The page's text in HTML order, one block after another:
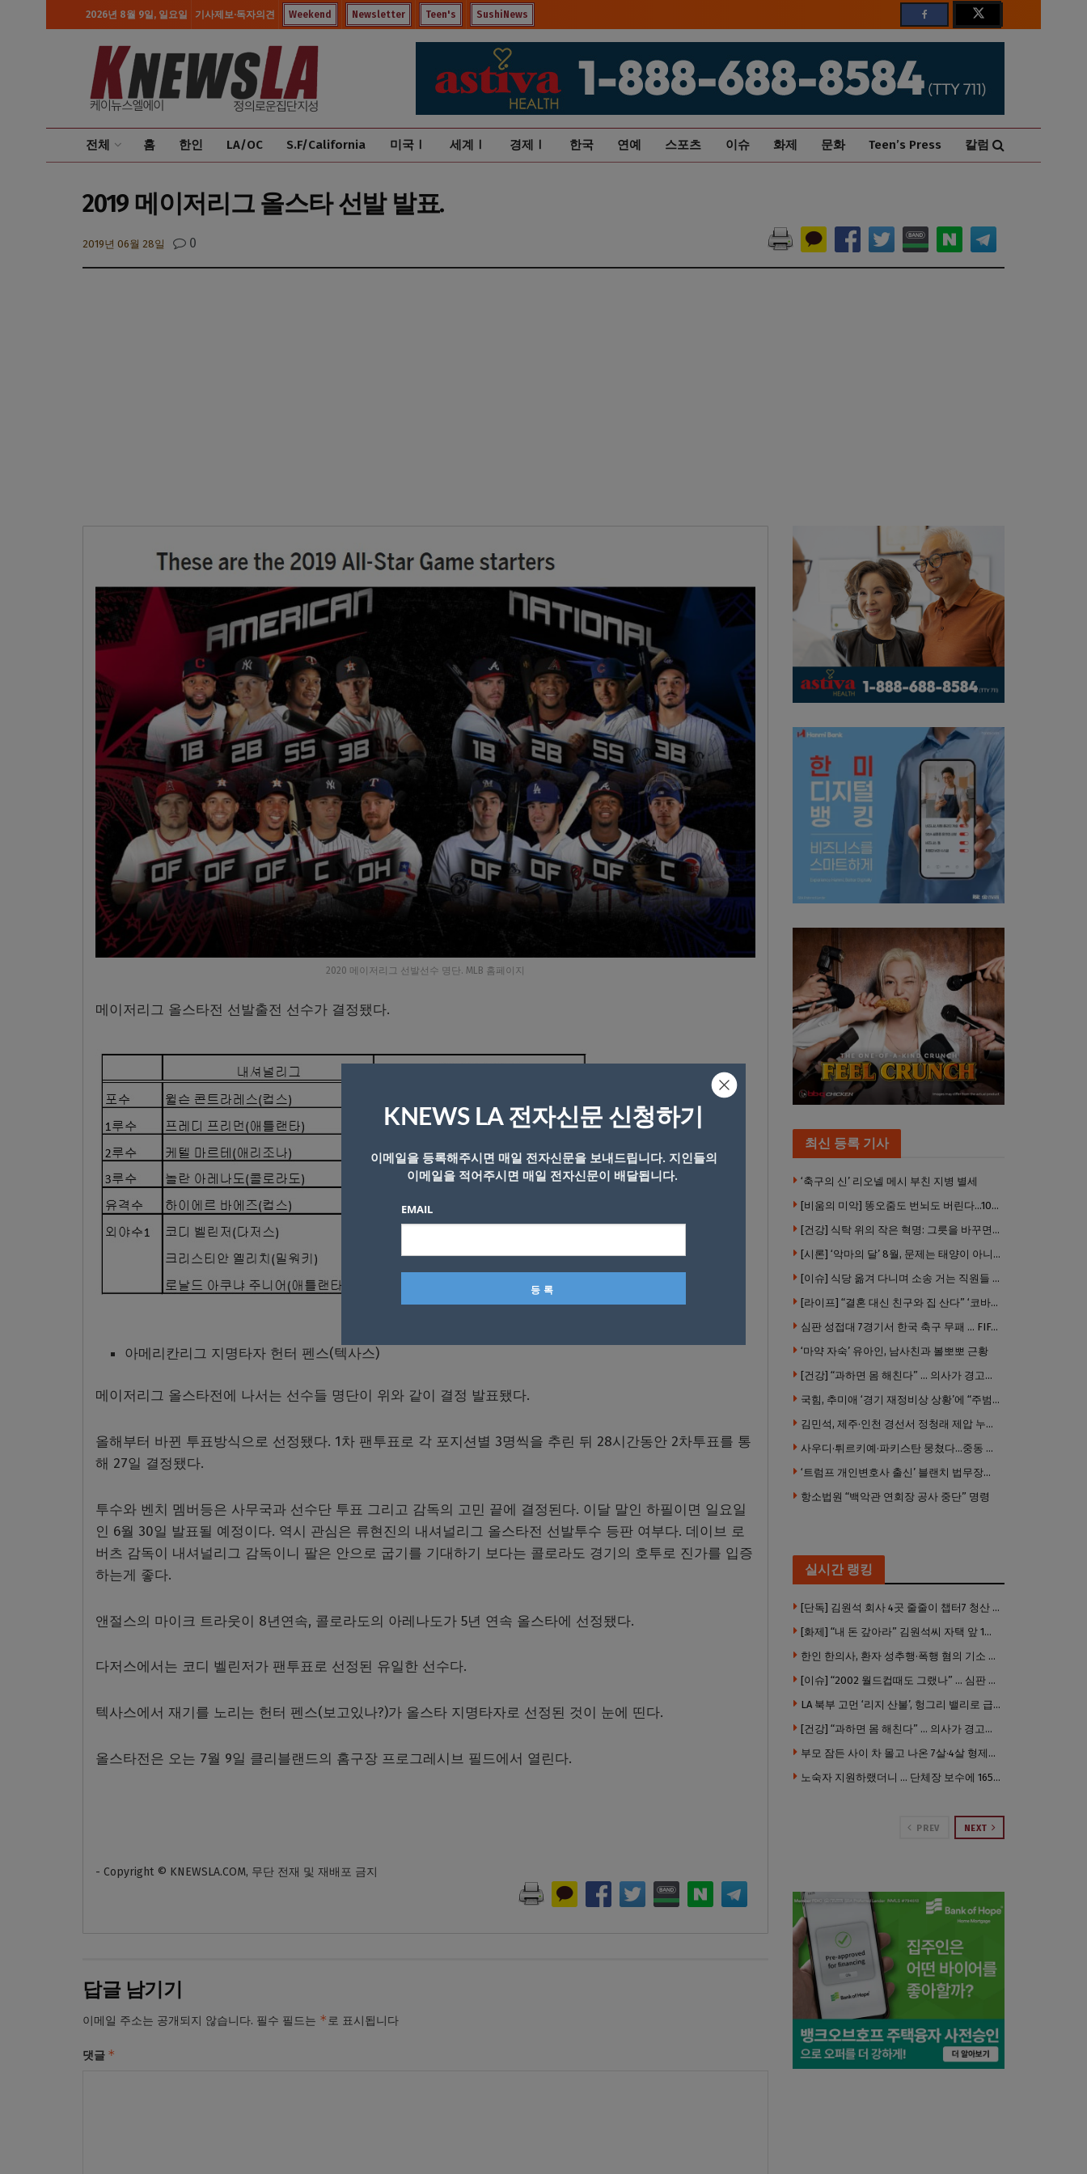
2026년 8월 9일, 일요일 기사제보·독자의견 Weekend Newsletter Teen's SushiNews
전체 홈 한인 LA/OC S.F/California 미국Ⅰ 세계Ⅰ 경제Ⅰ 한국 연예 스포츠 이슈 화제 문화 Teen’s Press 칼럼
2019 메이저리그 올스타 선발 발표.
2019년 06월 28일 0
2020 메이저리그 선발선수 명단. MLB 홈페이지
메이저리그 올스타전 선발출전 선수가 결정됐다.
아메리칸리그 지명타자 헌터 펜스(텍사스)
메이저리그 올스타전에 나서는 선수들 명단이 위와 같이 결정 발표됐다.
올해부터 바뀐 투표방식으로 선정됐다. 1차 팬투표로 각 포지션별 3명씩을 추린 뒤 28시간동안 2차투표를 통
해 27일 결정됐다.
투수와 벤치 멤버등은 사무국과 선수단 투표 그리고 감독의 고민 끝에 결정된다. 이달 말인 하필이면 일요일
인 6월 30일 발표될 예정이다. 역시 관심은 류현진의 내셔널리그 올스타전 선발투수 등판 여부다. 데이브 로
버츠 감독이 내셔널리그 감독이니 팔은 안으로 굽기를 기대하기 보다는 콜로라도 경기의 호투로 진가를 입증
하는게 좋다.
앤절스의 마이크 트라웃이 8년연속, 콜로라도의 아레나도가 5년 연속 올스타에 선정됐다.
다저스에서는 코디 벨린저가 팬투표로 선정된 유일한 선수다.
텍사스에서 재기를 노리는 헌터 펜스(보고있나?)가 올스타 지명타자로 선정된 것이 눈에 띤다.
올스타전은 오는 7월 9일 클리블랜드의 홈구장 프로그레시브 필드에서 열린다.
- Copyright © KNEWSLA.COM, 무단 전재 및 재배포 금지
답글 남기기
이메일 주소는 공개되지 않습니다. 필수 필드는 *로 표시됩니다
댓글 *
최신 등록 기사
‘축구의 신’ 리오넬 메시 부친 지병 별세
[비움의 미악] 똥오줌도 번뇌도 버린다…100년 해우소의 철학
[건강] 식탁 위의 작은 혁명: 그릇을 바꾸면 몸이 바뀐다
[시론] ‘악마의 달’ 8월, 문제는 태양이 아니었다
[이슈] 식당 옮겨 다니며 소송 거는 직원들 .. “채용 전 반드시 확인해야”
[라이프] “결혼 대신 친구와 집 산다” ‘코바잉’ 뜬다 … 내 집 마련 공식 바뀌었다
심판 성접대 7경기서 한국 축구 무패 … FIFA 국제 스캔들 번지나
‘마약 자숙’ 유아인, 남사친과 볼뽀뽀 근황
[건강] “과하면 몸 해친다” … 의사가 경고한 ‘건강습관’ 5가지
국힘, 추미애 ‘경기 재정비상 상황’에 “주범은 이재명 전 지사”
김민석, 제주·인천 경선서 정청래 제압 누적 1위 탈환
사우디·튀르키예·파키스탄 뭉쳤다…중동 새 안보축 부상하나
‘트럼프 개인변호사 출신’ 블랜치 법무장관 인준…상원 50대49 가결
항소법원 “백악관 연회장 공사 중단” 명령
실시간 랭킹
[단독] 김원석 회사 4곳 줄줄이 챕터7 청산 절차 … 3개 법인 같은 날 동시 파산 신청
[화제] “내 돈 갚아라” 김원석씨 자택 앞 1인 광대 시위 … 한인 투자사, “108만 달러 못받아”
한인 한의사, 환자 성추행·폭행 혐의 기소 … 면허 긴급정지
[이슈] “2002 월드컵때도 그랬나” … 심판 성접대 의혹 해외로 일파만파, 4강 신화까지 불똥
LA 북부 고먼 ‘리지 산불’, 헝그리 밸리로 급확산 … 5번 Fwy 양방향 전면 폐쇄
[건강] “과하면 몸 해친다” … 의사가 경고한 ‘건강습관’ 5가지
부모 잠든 사이 차 몰고 나온 7살·4살 형제…보행자 덮쳐 중태
노숙자 지원하랬더니 … 단체장 보수에 165만 달러 ‘펑펑’
PREV NEXT
KNEWS LA 전자신문 신청하기
이메일을 등록해주시면 매일 전자신문을 보내드립니다. 지인들의
이메일을 적어주시면 매일 전자신문이 배달됩니다.
EMAIL